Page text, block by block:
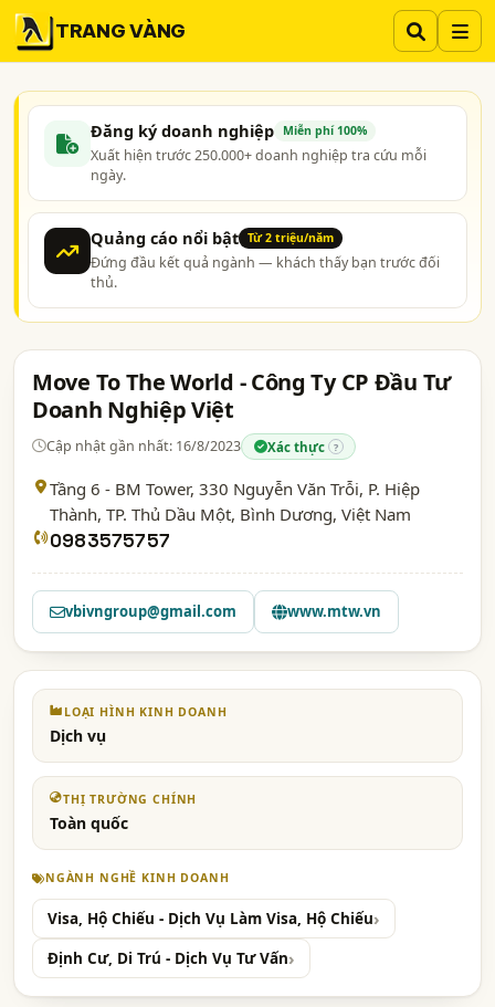
TRANG VÀNG
Đăng ký doanh nghiệp Miễn phí 100%
Xuất hiện trước 250.000+ doanh nghiệp tra cứu mỗi
ngày.
Quảng cáo nổi bật Từ 2 triệu/năm
Đứng đầu kết quả ngành — khách thấy bạn trước đối
thủ.
Move To The World - Công Ty CP Đầu Tư
Doanh Nghiệp Việt
Cập nhật gần nhất: 16/8/2023 Xác thực ?
Tầng 6 - BM Tower, 330 Nguyễn Văn Trỗi, P. Hiệp
Thành, TP. Thủ Dầu Một, Bình Dương, Việt Nam
0983575757
vbivngroup@gmail.com www.mtw.vn
LOẠI HÌNH KINH DOANH
Dịch vụ
THỊ TRƯỜNG CHÍNH
Toàn quốc
NGÀNH NGHỀ KINH DOANH
Visa, Hộ Chiếu - Dịch Vụ Làm Visa, Hộ Chiếu
Định Cư, Di Trú - Dịch Vụ Tư Vấn